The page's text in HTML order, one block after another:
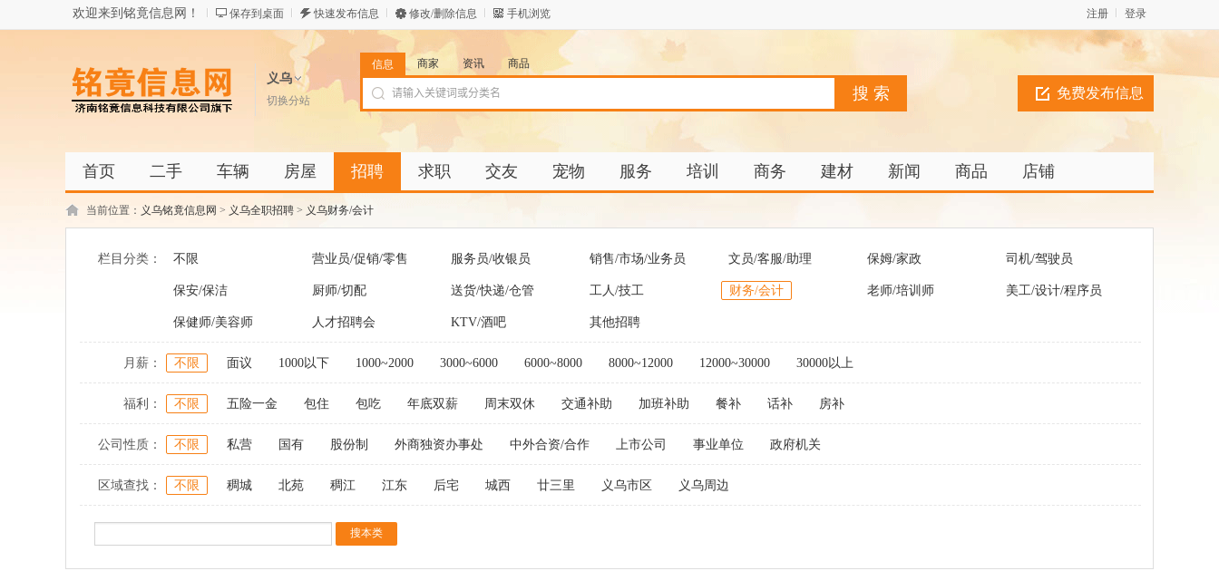
欢迎来到铭竟信息网！ 保存到桌面 快速发布信息 修改/删除信息 手机浏览 登录
注册
义乌
切换分站 免费发布信息
信息 商家 资讯 商品
首页 二手 车辆 房屋 招聘 求职 交友 宠物 服务 培训 商务 建材 新闻 商品 店铺
当前位置： 义乌铭竟信息网 > 义乌全职招聘 > 义乌财务/会计
栏目分类： 不限 营业员/促销/零售 服务员/收银员 销售/市场/业务员 文员/客服/助理 保姆/家政 司机/驾驶员
保安/保洁 厨师/切配 送货/快递/仓管 工人/技工 财务/会计 老师/培训师 美工/设计/程序员
保健师/美容师 人才招聘会 KTV/酒吧 其他招聘
月薪： 不限 面议 1000以下 1000~2000 3000~6000 6000~8000 8000~12000 12000~30000 30000以上
福利： 不限 五险一金 包住 包吃 年底双薪 周末双休 交通补助 加班补助 餐补 话补 房补
公司性质： 不限 私营 国有 股份制 外商独资办事处 中外合资/合作 上市公司 事业单位 政府机关
区域查找： 不限 稠城 北苑 稠江 江东 后宅 城西 廿三里 义乌市区 义乌周边